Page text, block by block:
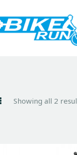
Showing all 2